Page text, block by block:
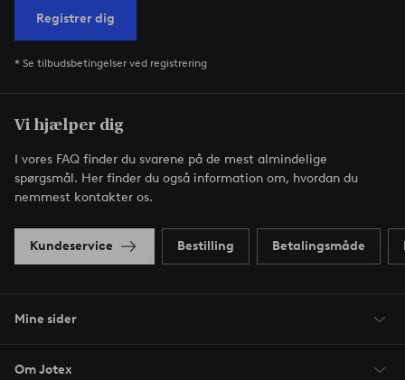
Registrer dig
* Se tilbudsbetingelser ved registrering
Vi hjælper dig
I vores FAQ finder du svarene på de mest almindelige
spørgsmål. Her finder du også information om, hvordan du
nemmest kontakter os.
Kundeservice Bestilling Betalingsmåde
Mine sider
Om Jotex